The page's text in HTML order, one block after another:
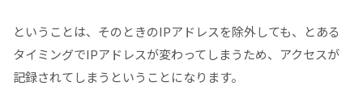
ということは、そのときのIPアドレスを除外しても、とある
タイミングでIPアドレスが変わってしまうため、アクセスが
記録されてしまうということになります。